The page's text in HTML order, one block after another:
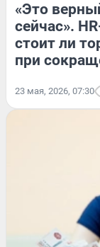
«Это
сейчас».
стоит ли
при
23 мая, 2026, 07:30